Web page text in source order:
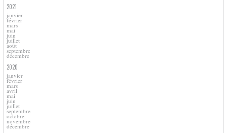
2021
janvier
février
mars
mai
juin
juillet
août
septembre
décembre
2020
janvier
février
mars
avril
mai
juin
juillet
septembre
octobre
novembre
décembre